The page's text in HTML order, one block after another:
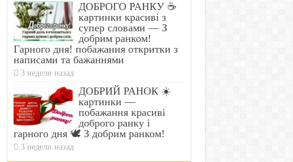
ДОБРОГО РАНКУ ☕
картинки красиві з
супер словами — З
добрим ранком!
Гарного дня! побажання откритки з
написами та бажаннями
3 недели назад
ДОБРИЙ РАНОК ☀️
картинки —
побажання красиві
доброго ранку і
гарного дня 🕊️ З добрим ранком!
3 недели назад